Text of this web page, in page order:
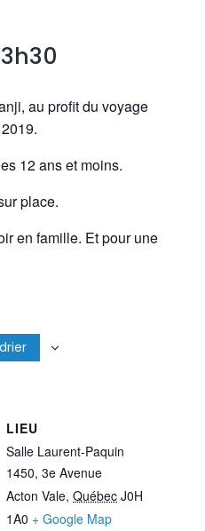
au profit du voyage
12 ans et moins.
place.
en famille. Et pour une
LIEU
Salle Laurent-Paquin
1450, 3e Avenue
Acton Vale, Québec J0H
1A0 + Google Map